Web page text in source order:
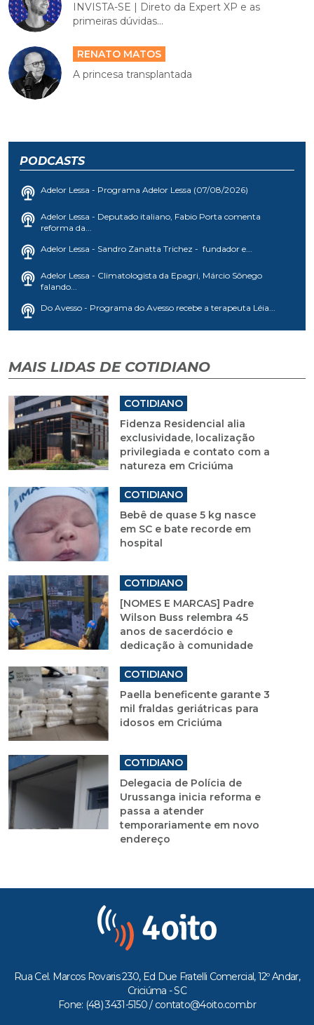
INVISTA-SE | Direto da Expert XP e as
primeiras dúvidas...
RENATO MATOS
A princesa transplantada
PODCASTS
Adelor Lessa - Programa Adelor Lessa (07/08/2026)
Adelor Lessa - Deputado italiano, Fabio Porta comenta
reforma da...
Adelor Lessa - Sandro Zanatta Trichez - fundador e...
Adelor Lessa - Climatologista da Epagri, Márcio Sônego
falando...
Do Avesso - Programa do Avesso recebe a terapeuta Léia...
MAIS LIDAS DE COTIDIANO
COTIDIANO
Fidenza Residencial alia
exclusividade, localização
privilegiada e contato com a
natureza em Criciúma
COTIDIANO
Bebê de quase 5 kg nasce
em SC e bate recorde em
hospital
COTIDIANO
[NOMES E MARCAS] Padre
Wilson Buss relembra 45
anos de sacerdócio e
dedicação à comunidade
COTIDIANO
Paella beneficente garante 3
mil fraldas geriátricas para
idosos em Criciúma
COTIDIANO
Delegacia de Polícia de
Urussanga inicia reforma e
passa a atender
temporariamente em novo
endereço
Rua Cel. Marcos Rovaris 230, Ed Due Fratelli Comercial, 12º Andar,
Criciúma - SC
Fone: (48) 3431-5150 / contato@4oito.com.br